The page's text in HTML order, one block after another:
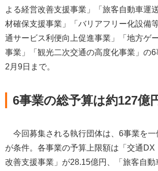
よる経営改善支援事業」「旅客自動車運
材確保支援事業」「バリアフリー化設備
通サービス利便向上促進事業」「地方ゲ
事業」「観光二次交通の高度化事業」の
2月9日まで。
6事業の総予算は約127億
今回募集される執行団体は、6事業を一
が条件。各事業の予算上限額は「交通DX
改善支援事業」が28.15億円、「旅客自動